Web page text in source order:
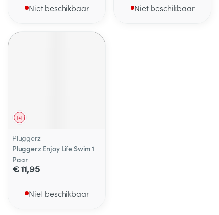
Niet beschikbaar Niet beschikbaar
Geneesmiddel
Pluggerz
Pluggerz Enjoy Life Swim 1
Paar
€ 11,95
Niet beschikbaar